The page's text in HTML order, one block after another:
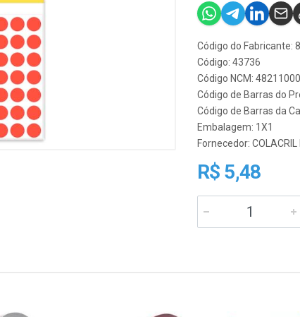
Código do Fabricante:
Código: 43736
Código NCM: 48211000
Código de Barras do
Código de Barras da
Embalagem: 1X1
Fornecedor:
R$ 5,48